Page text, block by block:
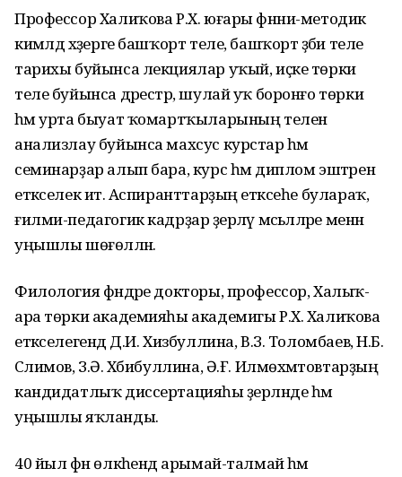
Профессор Халиҡова Р.Х. юғары фәнни-методик
кимәлдә хәҙерге башҡорт теле, башҡорт әҙәби теле
тарихы буйынса лекциялар уҡый, иҫке төрки
теле буйынса дәрестәр, шулай уҡ боронғо төрки
һәм урта быуат ҡомартҡыларының телен
анализлау буйынса махсус курстар һәм
семинарҙар алып бара, курс һәм диплом эштәренә
етәкселек итә. Аспиранттарҙың етәксеһе булараҡ,
ғилми-педагогик кадрҙар әҙерләү мәсьәләләре менән
уңышлы шөғөлләнә.
Филология фәндәре докторы, профессор, Халыҡ-
ара төрки академияһы академигы Р.Х. Халиҡова
етәкселегендә Д.И. Хизбуллина, В.З. Толомбаев, Н.Б.
Сәлимов, З.Ә. Хәбибуллина, Ә.Ғ. Илмөхәмәтовтарҙың
кандидатлыҡ диссертацияһы әҙерләнде һәм
уңышлы яҡланды.
40 йыл фән өлкәһендә арымай-талмай һәм